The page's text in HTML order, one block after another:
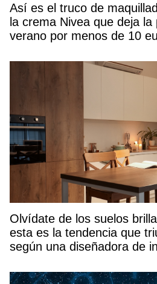
Así es el truco de
la crema Nivea que deja
verano por menos de 10
Olvídate de los suelos
esta es la tendencia que
según una diseñadora de